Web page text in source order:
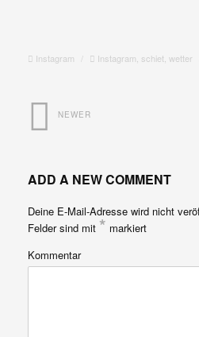
Instagram Instagram schiet wetter
NEWER
ADD A NEW COMMENT
Deine E-Mail-Adresse wird nicht
Felder sind mit * markiert
Kommentar